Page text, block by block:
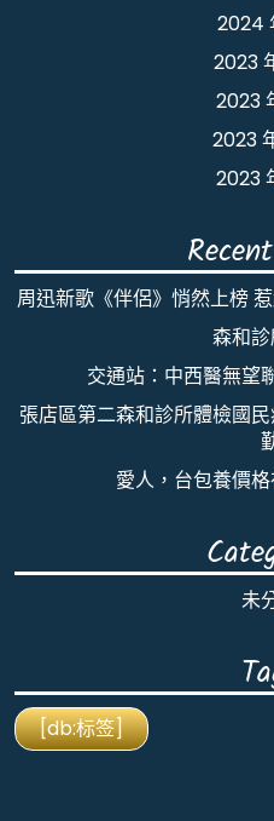
2024
2023
2023
2023
2023
周迅新歌《伴侶》悄然上榜
森和
交通站：中西醫無望
張店區第二森和診所體檢國
愛人，台包養價
未
[db:标签]